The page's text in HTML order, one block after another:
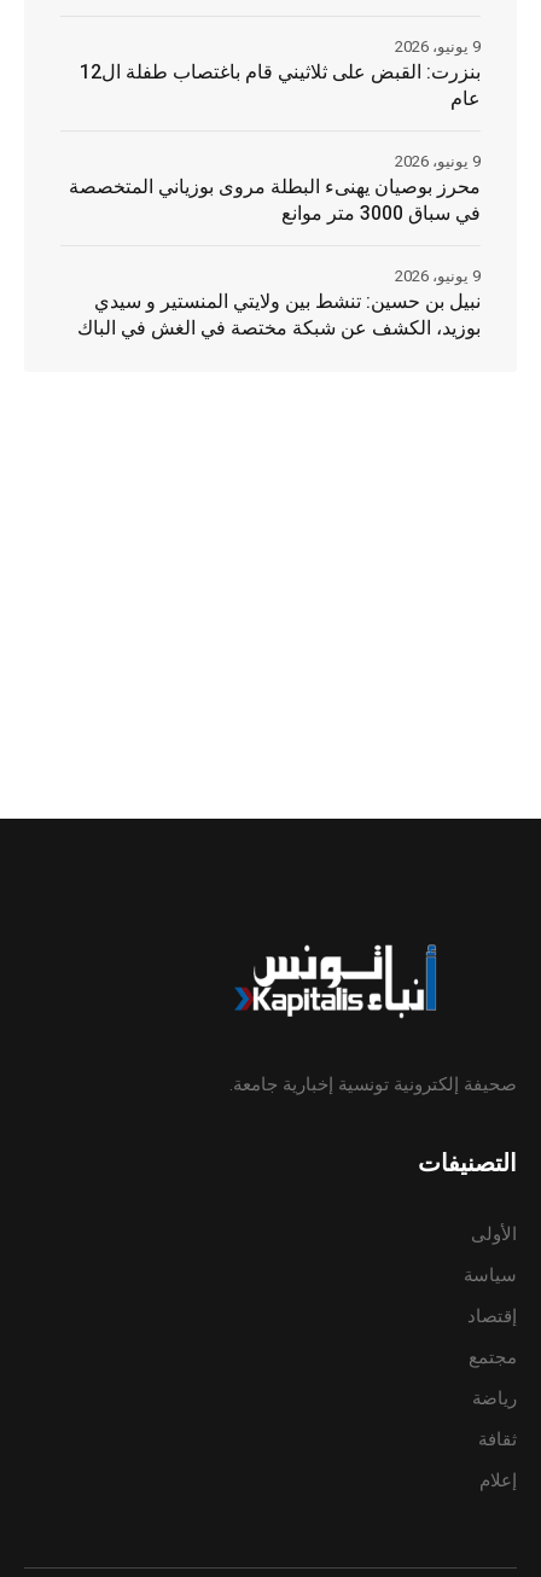
بنزرت: القبض على ثلاثيني قام باغتصاب طفلة ال12
عام
9 يونيو، 2026
محرز بوصيان يهنىء البطلة مروى بوزياني المتخصصة
في سباق 3000 متر موانع
9 يونيو، 2026
نبيل بن حسين: تنشط بين ولايتي المنستير و سيدي
بوزيد، الكشف عن شبكة مختصة في الغش في الباك
9 يونيو، 2026
صحيفة إلكترونية تونسية إخبارية جامعة.
التصنيفات
الأولى
سياسة
إقتصاد
مجتمع
رياضة
ثقافة
إعلام